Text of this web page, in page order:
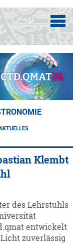
Klembt
des Lehrstuhls
entwickelt
zuverlässig